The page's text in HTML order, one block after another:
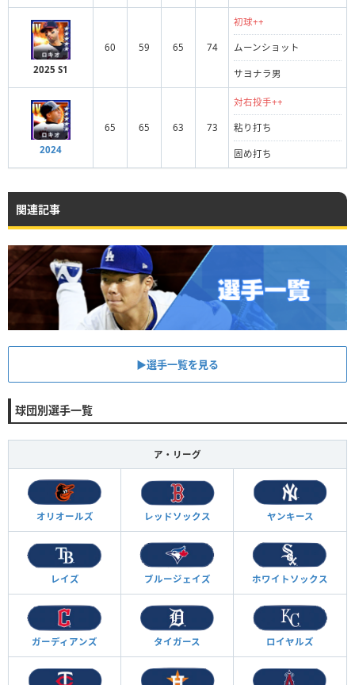
2025 S1
60 59 65 74
初球++
ムーンショット
サヨナラ男
2024
65 65 63 73
対右投手++
粘り打ち
固め打ち
関連記事
▶︎選手一覧を見る
球団別選手一覧
ア・リーグ
オリオールズ レッドソックス ヤンキース
レイズ ブルージェイズ ホワイトソックス
ガーディアンズ タイガース ロイヤルズ